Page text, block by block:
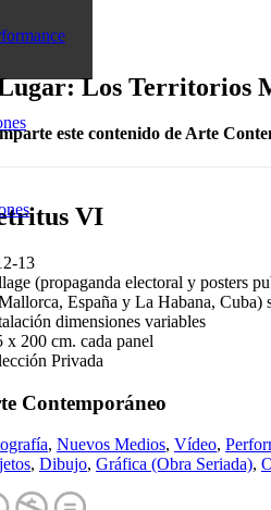
Los Territorios
este contenido de Arte
VI
13
(propaganda electoral y posters
España y La Habana,
dimensiones variables
x 200 cm. cada panel
Privada
Contemporáneo
, Nuevos Medios, Vídeo,
, Dibujo, Gráfica (Obra Seriada),